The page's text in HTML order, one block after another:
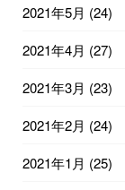
2021年5月 (24)
2021年4月 (27)
2021年3月 (23)
2021年2月 (24)
2021年1月 (25)